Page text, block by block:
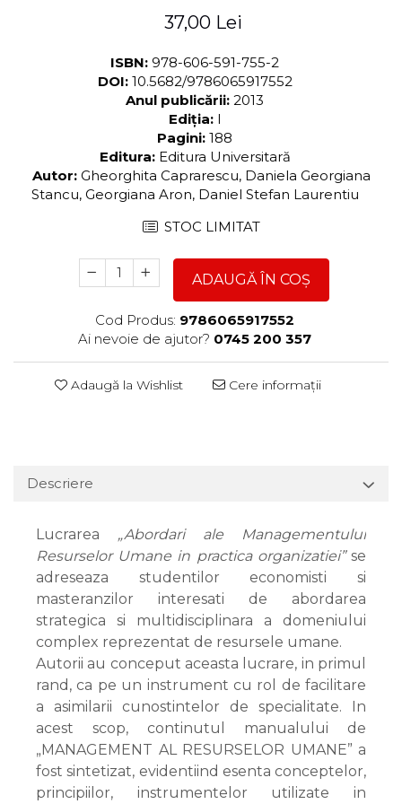
37,00 Lei
ISBN: 978-606-591-755-2
DOI: 10.5682/9786065917552
Anul publicării: 2013
Ediția: I
Pagini: 188
Editura: Editura Universitară
Autor: Gheorghita Caprarescu, Daniela Georgiana
Stancu, Georgiana Aron, Daniel Stefan Laurentiu
STOC LIMITAT
ADAUGĂ ÎN COȘ
Cod Produs: 9786065917552
Ai nevoie de ajutor? 0745 200 357
Adaugă la Wishlist Cere informații
Descriere
Lucrarea „Abordari ale Managementului
Resurselor Umane in practica organizatiei”se
adreseaza studentilor economisti si
masteranzilor interesati de abordarea
strategica si multidisciplinara a domeniului
complex reprezentat de resursele umane.
Autorii au conceput aceasta lucrare, in primul
rand, ca pe un instrument cu rol de facilitare
a asimilarii cunostintelor de specialitate. In
acest scop, continutul manualului de
„MANAGEMENT AL RESURSELOR UMANE” a
fost sintetizat, evidentiind esenta conceptelor,
principiilor, instrumentelor utilizate in